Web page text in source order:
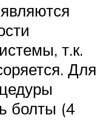
т.к.
Для
болты (4